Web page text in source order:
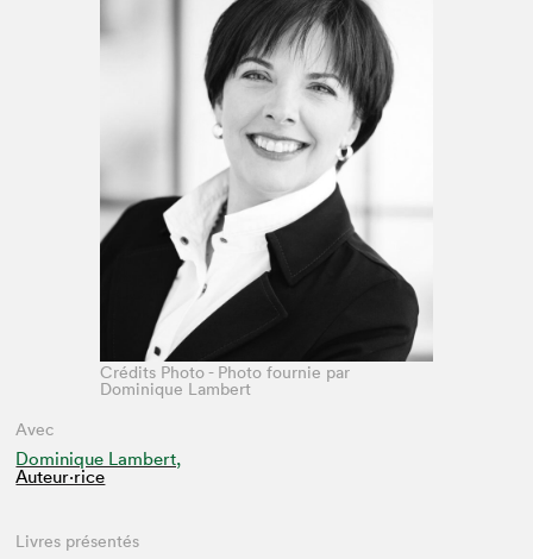
Avec
Dominique Lambert,
Auteur·rice
Crédits Photo - Photo fournie par
Dominique Lambert
Livres présentés